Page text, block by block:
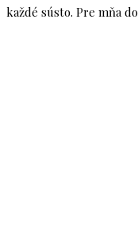
každé sústo. Pre mňa